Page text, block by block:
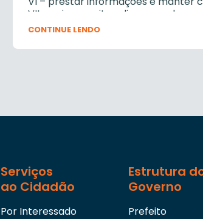
VII – aviar receitas, dispensando os
solicitação, realizando os registros
VIII – atualizar de forma contínua
IX – emitir relatório trimestral à
CONTINUE LENDO
Serviços
ao Cidadão
Por Interessado
Estrutura
Governo
Prefeito